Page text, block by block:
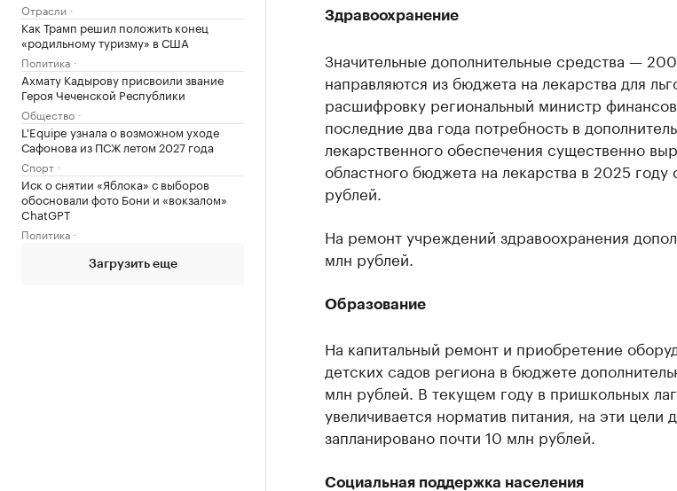
Отрасли
Как Трамп решил положить конец
«родильному туризму» в США
Политика
Ахмату Кадырову присвоили звание
Героя Чеченской Республики
Общество
L'Equipe узнала о возможном уходе
Сафонова из ПСЖ летом 2027 года
Спорт
Иск о снятии «Яблока» с выборов
обосновали фото Бони и «вокзалом»
ChatGPT
Политика
Загрузить еще
Здравоохранение
Значительные дополнительные средства —
направляются из бюджета на лекарства для
расшифровку региональный министр
последние два года потребность в
лекарственного обеспечения существенно
областного бюджета на лекарства в 2025 году
рублей.
На ремонт учреждений здравоохранения
млн рублей.
Образование
На капитальный ремонт и приобретение
детских садов региона в бюджете
млн рублей. В текущем году в пришкольных
увеличивается норматив питания, на эти цели
запланировано почти 10 млн рублей.
Социальная поддержка населения